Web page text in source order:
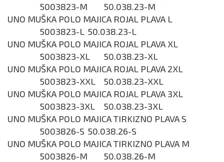
5003823-M
50.038.23-M
UNO MUŠKA POLO MAJICA ROJAL PLAVA L
5003823-L 50.038.23-L
UNO MUŠKA POLO MAJICA ROJAL PLAVA XL
5003823-XL
50.038.23-XL
UNO MUŠKA POLO MAJICA ROJAL PLAVA 2XL
5003823-XXL
50.038.23-XXL
UNO MUŠKA POLO MAJICA ROJAL PLAVA 3XL
5003823-3XL
50.038.23-3XL
UNO MUŠKA POLO MAJICA TIRKIZNO PLAVA S
5003826-S 50.038.26-S
UNO MUŠKA POLO MAJICA TIRKIZNO PLAVA M
5003826-M
50.038.26-M